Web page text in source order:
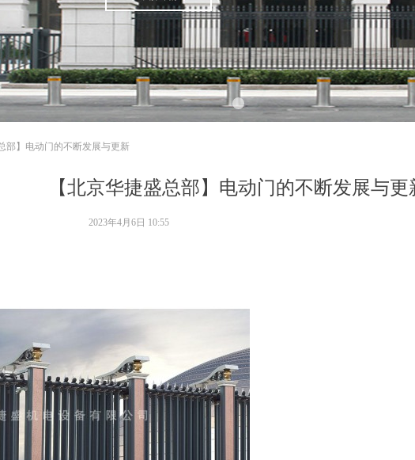
【北京华捷盛总部】电动门的不断发展与更
部】电动门的不断发展与更新
2023年4月6日 10:55